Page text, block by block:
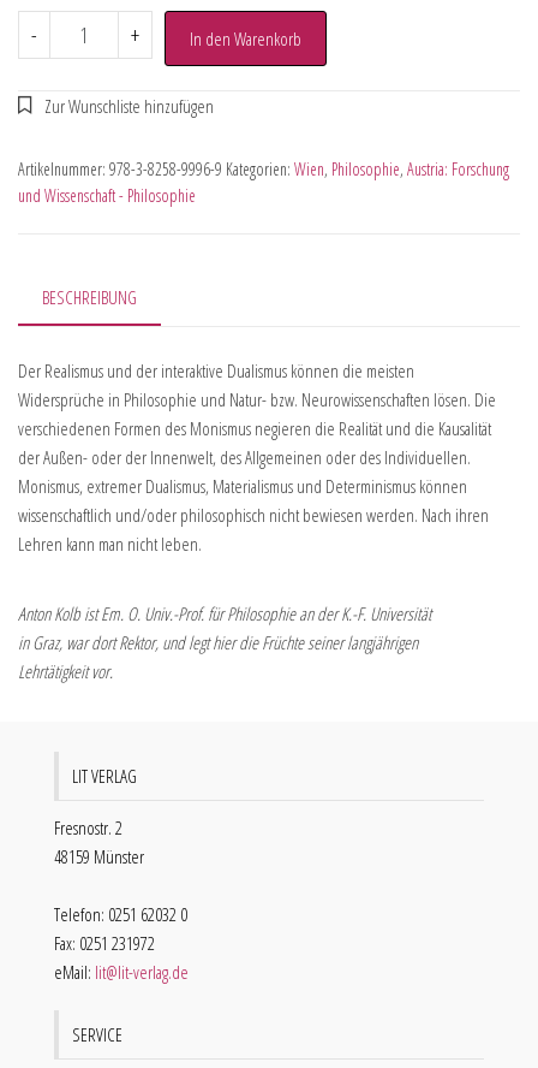
- + In den Warenkorb
Artikelnummer: 978-3-8258-9996-9 Kategorien: Wien, Philosophie, Austria: Forschung
und Wissenschaft - Philosophie
BESCHREIBUNG
Der Realismus und der interaktive Dualismus können die meisten
Widersprüche in Philosophie und Natur- bzw. Neurowissenschaften lösen. Die
verschiedenen Formen des Monismus negieren die Realität und die Kausalität
der Außen- oder der Innenwelt, des Allgemeinen oder des Individuellen.
Monismus, extremer Dualismus, Materialismus und Determinismus können
wissenschaftlich und/oder philosophisch nicht bewiesen werden. Nach ihren
Lehren kann man nicht leben.
Anton Kolb ist Em. O. Univ.-Prof. für Philosophie an der K.-F. Universität
in Graz, war dort Rektor, und legt hier die Früchte seiner langjährigen
Lehrtätigkeit vor.
LIT VERLAG
Fresnostr. 2
48159 Münster
Telefon: 0251 62032 0
Fax: 0251 231972
eMail: lit@lit-verlag.de
SERVICE